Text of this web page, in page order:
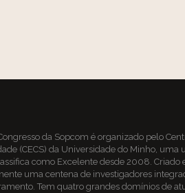
da Sopcom é organizado pelo
(CECS) da Universidade do Minho, uma
como Excelente desde 2008. Criado
uma centena de investigadores
Tem quatro grandes domínios de